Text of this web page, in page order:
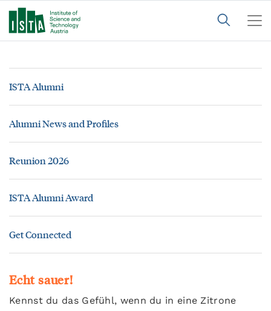
ISTA Alumni
Alumni News and Profiles
Reunion 2026
ISTA Alumni Award
Get Connected
Echt sauer!
Kennst du das Gefühl, wenn du in eine Zitrone